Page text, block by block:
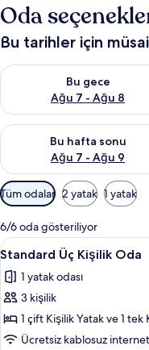
Oda
Bu tarihler için
Bu gece
Ağu 7 - Ağu 8
Bu gece için müsaitliği
Bu hafta sonu
Ağu 7 - Ağu 9
Bu hafta sonu için
Odalar
için
mevcut
filtreler
Tüm odalar 2 yatak 1 yatak
6/6 oda gösteriliyor
Standard
Üç
Kişilik
Oda
için
tüm
3
Standard Üç Kişilik Oda
1 yatak odası
3 kişilik
1 çift Kişilik Yatak ve 1 tek
Ücretsiz kablosuz internet